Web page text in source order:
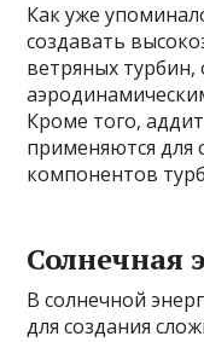
Как уже
создавать
ветряных
Кроме того,
применяются для
компонентов
Солнечная
В солнечной
для создания